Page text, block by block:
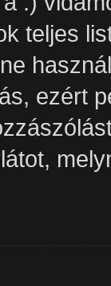
teljes
ezért